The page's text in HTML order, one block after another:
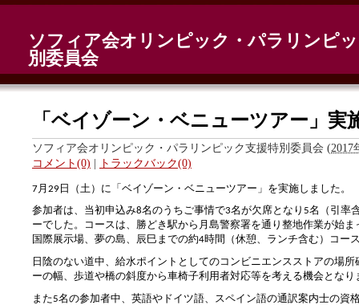
ソフィア会オリンピック・パラリンピ
別委員会
「ベイゾーン・ベニューツアー」実
ソフィア会オリンピック・パラリンピック支援特別委員会 (2017
コメント(0) | トラックバック(0)
7月29日（土）に「ベイゾーン・ベニューツアー」を実施しました。
参加者は、当初申込み8名のうちご事情で3名が欠席と なり 5名（ 引率
ーでした。
コースは、勝どき駅から月島警察署を通り整地作業が始
国際展示場、夢の島、辰巳までの約4時間（休憩、ランチ含む）コー
日陰のない道中、給水ポイントとしてのコンビニエンスストアの場
ーの幅、歩道や橋の斜度から車椅子利用者対応等を考える機会となり
また5名の参加者中、英語やドイツ語、スペイン語の通訳案内士の資